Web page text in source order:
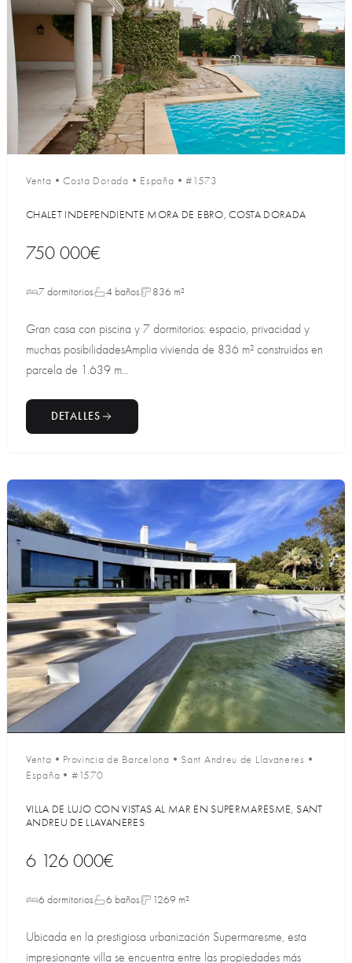
Venta •Costa Dorada • España •#1573
CHALET INDEPENDIENTE MORA DE EBRO, COSTA DORADA
750 000€
7 dormitorios 4 baños 836 m²
Gran casa con piscina y 7 dormitorios: espacio, privacidad y
muchas posibilidadesAmplia vivienda de 836 m² construidos en
parcela de 1.639 m...
DETALLES
Venta • Provincia de Barcelona • Sant Andreu de Llavaneres •
España • #1570
VILLA DE LUJO CON VISTAS AL MAR EN SUPERMARESME, SANT
ANDREU DE LLAVANERES
6 126 000€
6 dormitorios 6 baños 1269 m²
Ubicada en la prestigiosa urbanización Supermaresme, esta
impresionante villa se encuentra entre las propiedades más